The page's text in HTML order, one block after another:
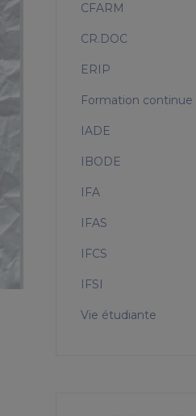
CFARM
CR.DOC
ERIP
Formation continue
IADE
IBODE
IFA
IFAS
IFCS
IFSI
Vie étudiante